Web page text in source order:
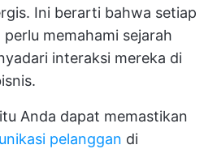
Ini berarti bahwa setiap
memahami sejarah
interaksi mereka di
Anda dapat memastikan
pelanggan di